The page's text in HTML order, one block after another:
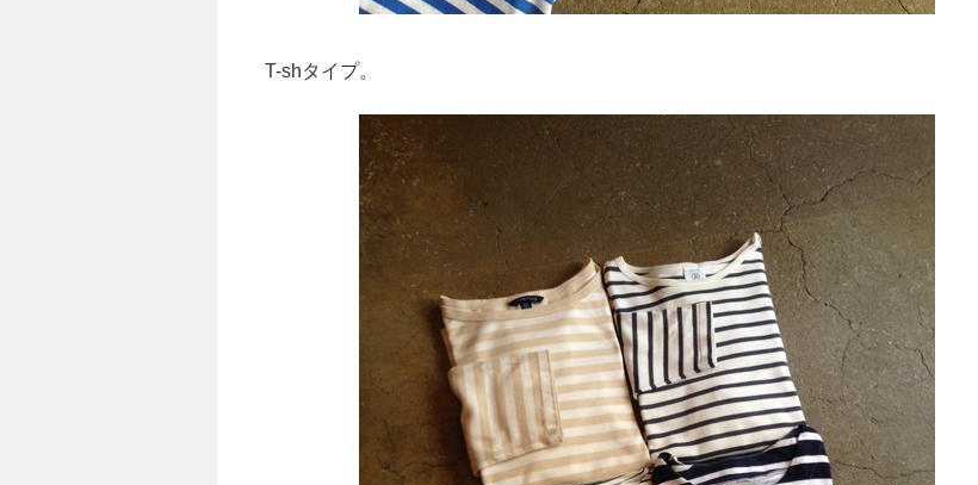
T-shタイプ。